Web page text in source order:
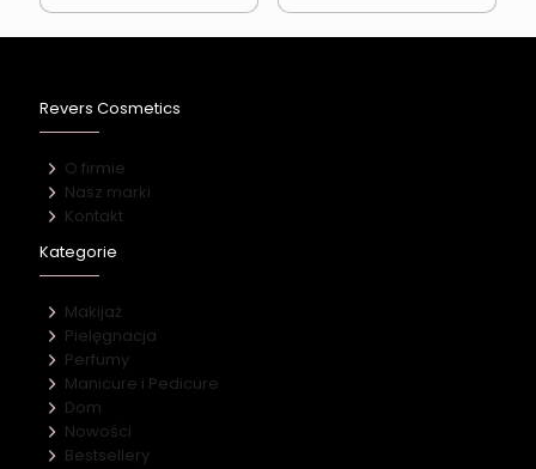
Revers Cosmetics
O firmie
Nasz marki
Kontakt
Kategorie
Makijaż
Pielęgnacja
Perfumy
Manicure i Pedicure
Dom
Nowości
Bestsellery